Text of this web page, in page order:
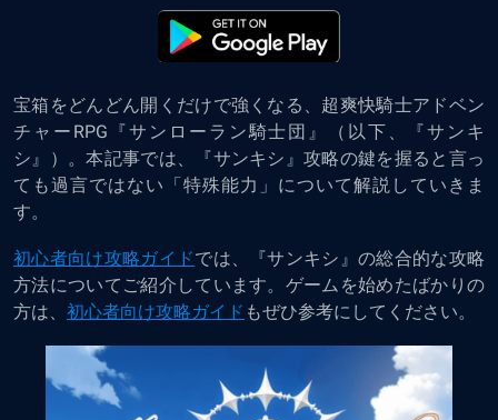
宝箱をどんどん開くだけで強くなる、超爽快騎士アドベン
チャーRPG 『サンローラン騎士団』（以下、『サンキ
シ』）。本記事では、『サンキシ』攻略の鍵を握ると言っ
ても過言ではない「特殊能力」について解説していきま
す。
初心者向け攻略ガイドでは、『サンキシ』の総合的な攻略
方法についてご紹介しています。ゲームを始めたばかりの
方は、 初心者向け攻略ガイド もぜひ参考にしてください。